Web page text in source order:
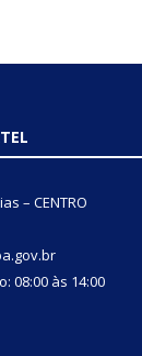
– CENTRO
08:00 às 14:00